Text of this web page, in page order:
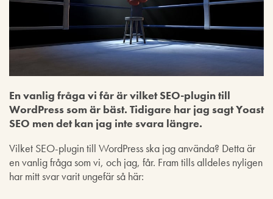
En vanlig fråga vi får är vilket SEO-plugin till
WordPress som är bäst. Tidigare har jag sagt Yoast
SEO men det kan jag inte svara längre.
Vilket SEO-plugin till WordPress ska jag använda? Detta är
en vanlig fråga som vi, och jag, får. Fram tills alldeles nyligen
har mitt svar varit ungefär så här: